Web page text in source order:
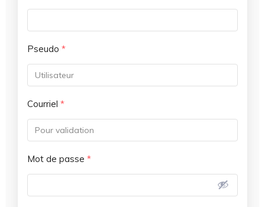
Pseudo *
Courriel *
Mot de passe *